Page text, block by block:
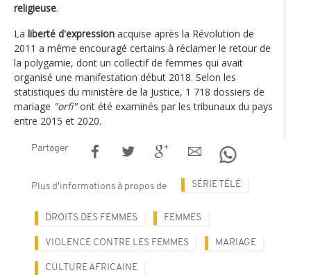
religieuse.
La liberté d'expression acquise après la Révolution de
2011 a même encouragé certains à réclamer le retour de
la polygamie, dont un collectif de femmes qui avait
organisé une manifestation début 2018. Selon les
statistiques du ministère de la Justice, 1 718 dossiers de
mariage "orfi"ont été examinés par les tribunaux du pays
entre 2015 et 2020.
Partager
Plus d'informations à propos de SÉRIE TÉLÉ
DROITS DES FEMMES FEMMES
VIOLENCE CONTRE LES FEMMES MARIAGE
CULTURE AFRICAINE